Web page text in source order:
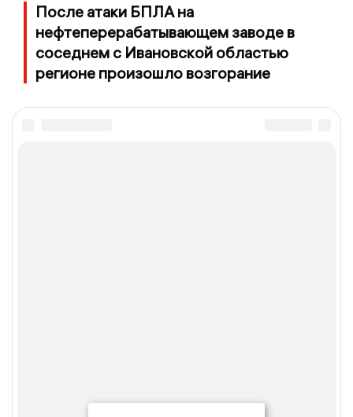
После атаки БПЛА на
нефтеперерабатывающем заводе в
соседнем с Ивановской областью
регионе произошло возгорание